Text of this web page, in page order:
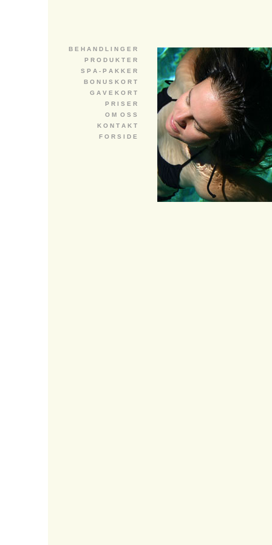
B E H A N D L I N G E R
P R O D U K T E R
S P A - P A K K E R
B O N U S K O R T
G A V E K O R T
P R I S E R
O M O S S
K O N T A K T
F O R S I D E